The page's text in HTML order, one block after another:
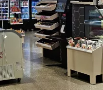
Cestee
dunia